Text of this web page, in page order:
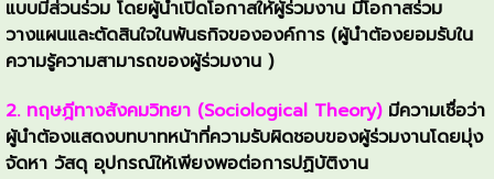
แบบมีส่วนร่วม โดยผู้นำเปิดโอกาสให้ผู้ร่วมงาน มีโอกาสร่วม
วางแผนและตัดสินใจในพันธกิจขององค์การ (ผู้นำต้องยอมรับใน
ความรู้ความสามารถของผู้ร่วมงาน )
2. ทฤษฎีทางสังคมวิทยา (Sociological Theory)มีความเชื่อว่า
ผู้นำต้องแสดงบทบาทหน้าที่ความรับผิดชอบของผู้ร่วมงานโดยมุ่ง
จัดหา วัสดุ อุปกรณ์ให้เพียงพอต่อการปฏิบัติงาน